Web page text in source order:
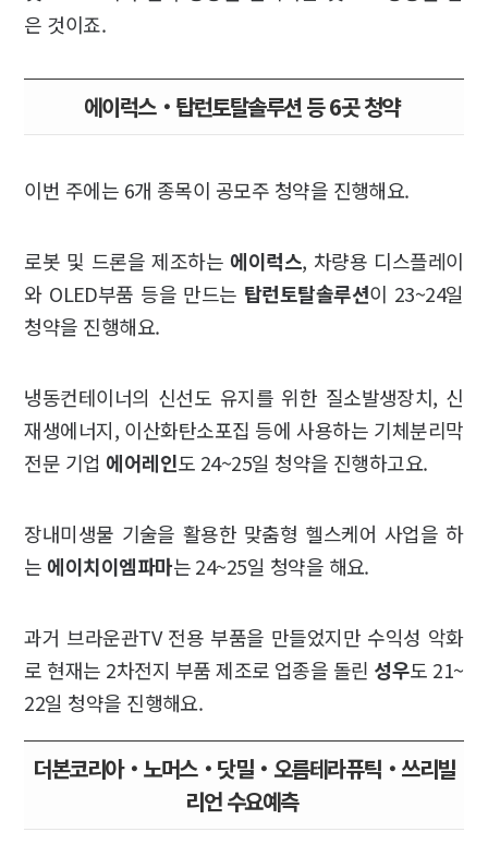
은 것이죠.
에이럭스‧탑런토탈솔루션 등 6곳 청약
이번 주에는 6개 종목이 공모주 청약을 진행해요.
로봇 및 드론을 제조하는 에이럭스, 차량용 디스플레이
와 OLED부품 등을 만드는 탑런토탈솔루션이 23~24일
청약을 진행해요.
냉동컨테이너의 신선도 유지를 위한 질소발생장치, 신
재생에너지, 이산화탄소포집 등에 사용하는 기체분리막
전문 기업 에어레인도 24~25일 청약을 진행하고요.
장내미생물 기술을 활용한 맞춤형 헬스케어 사업을 하
는 에이치이엠파마는 24~25일 청약을 해요.
과거 브라운관TV 전용 부품을 만들었지만 수익성 악화
로 현재는 2차전지 부품 제조로 업종을 돌린 성우도 21~
22일 청약을 진행해요.
더본코리아‧노머스‧닷밀‧오름테라퓨틱‧쓰리빌
리언 수요예측